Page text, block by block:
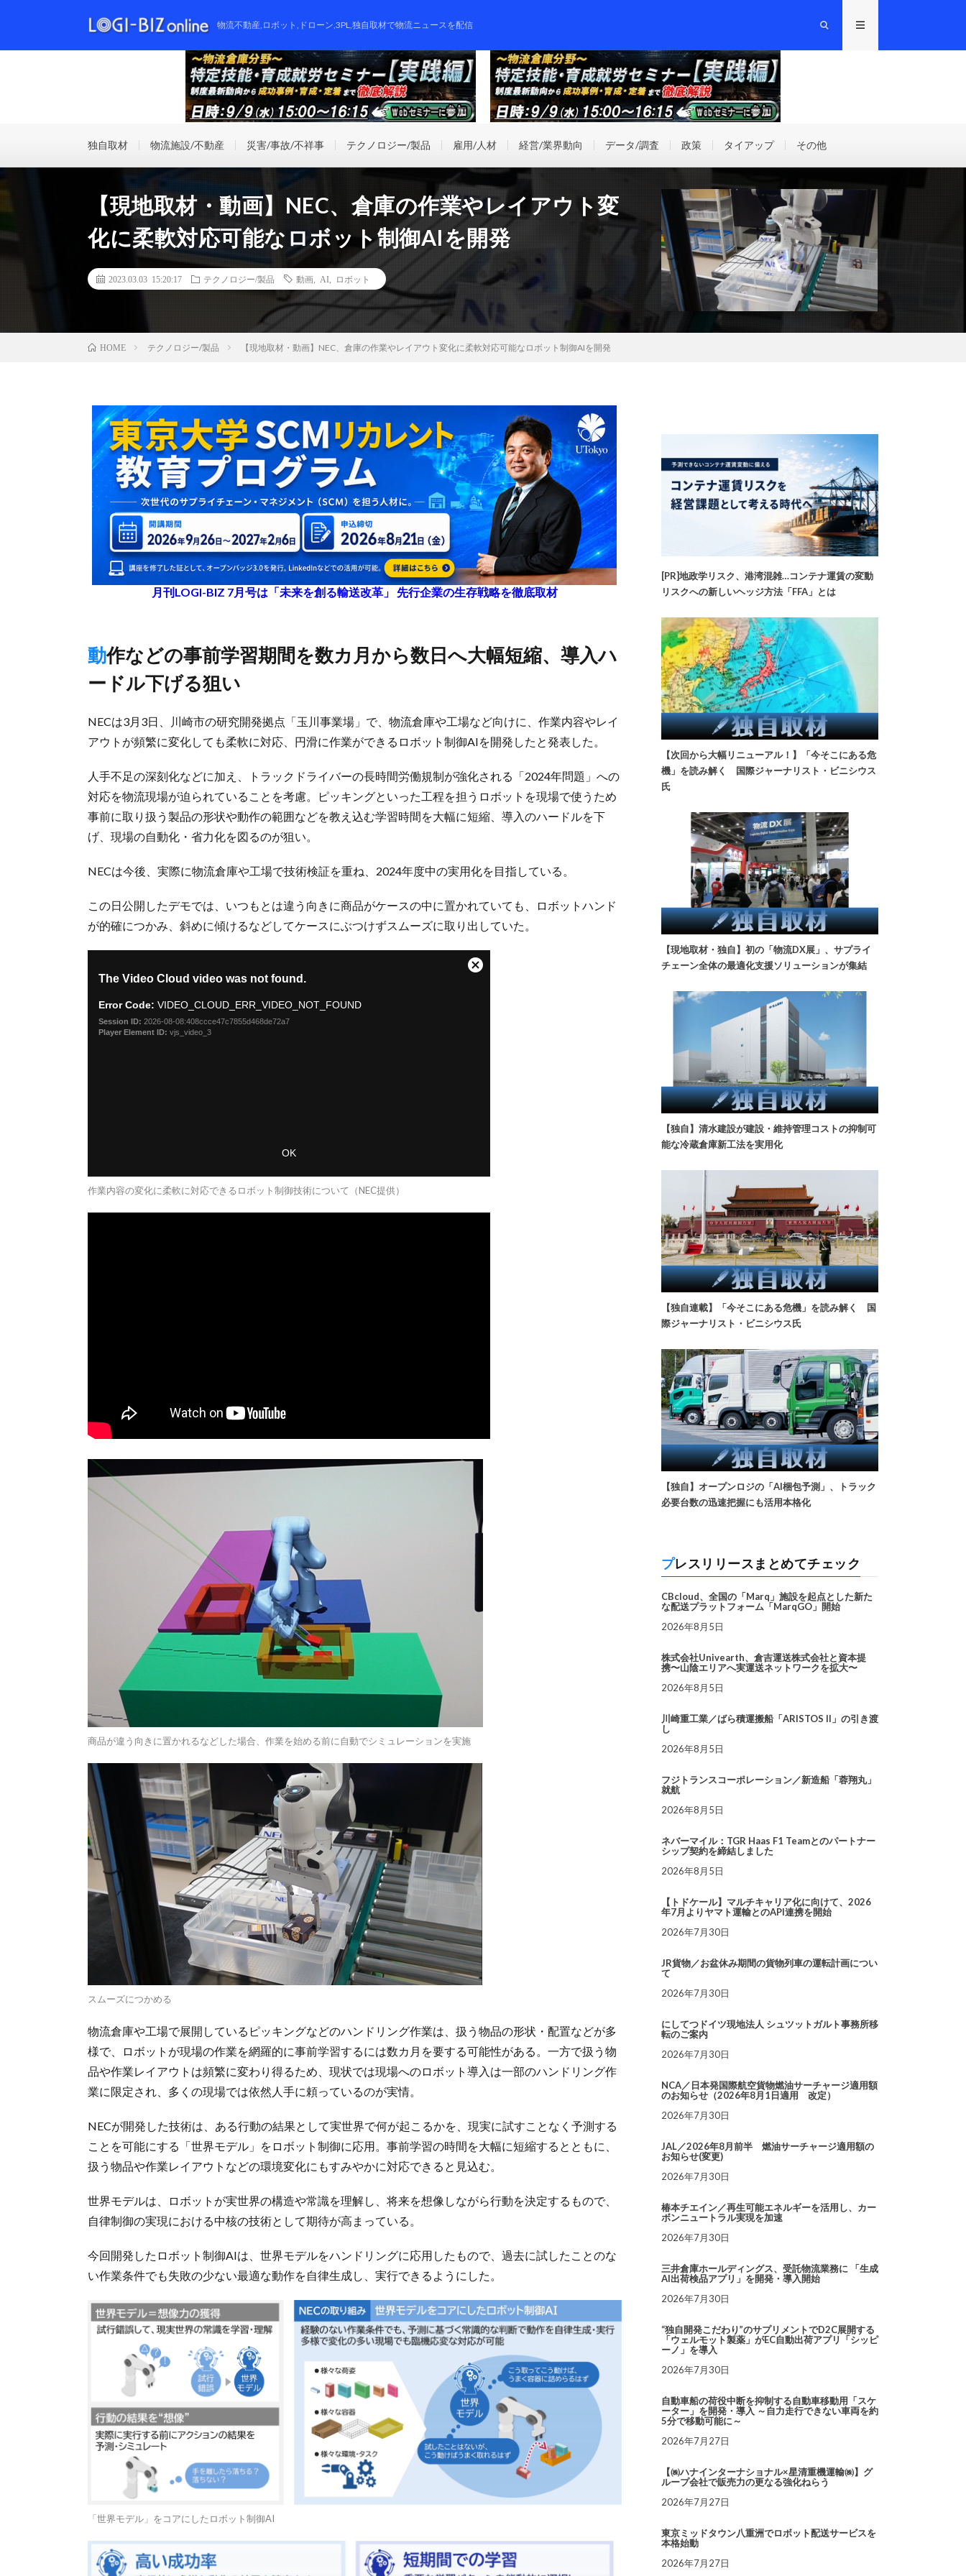
物流不動産,ロボット,ドローン,3PL,独自取材で物流ニュースを配信
独自取材 物流施設/不動産 災害/事故/不祥事 テクノロジー/製品 雇用/人材 経営/業界動向 データ/調査 政策 タイアップ その他
【現地取材・動画】NEC、倉庫の作業やレイアウト変
化に柔軟対応可能なロボット制御AIを開発
2023.03.03 15:20:17 テクノロジー/製品 動画 AI ロボット
HOME テクノロジー/製品 【現地取材・動画】NEC、倉庫の作業やレイアウト変化に柔軟対応可能なロボット制御AIを開発
月刊LOGI-BIZ 7月号は「未来を創る輸送改革」 先行企業の生存戦略を徹底取材
動作などの事前学習期間を数カ月から数日へ大幅短縮、導入ハ
ードル下げる狙い
NECは3月3日、川崎市の研究開発拠点「玉川事業場」で、物流倉庫や工場など向けに、作業内容やレイ
アウトが頻繁に変化しても柔軟に対応、円滑に作業ができるロボット制御AIを開発したと発表した。
人手不足の深刻化などに加え、トラックドライバーの長時間労働規制が強化される「2024年問題」への
対応を物流現場が迫られていることを考慮。ピッキングといった工程を担うロボットを現場で使うため
事前に取り扱う製品の形状や動作の範囲などを教え込む学習時間を大幅に短縮、導入のハードルを下
げ、現場の自動化・省力化を図るのが狙い。
NECは今後、実際に物流倉庫や工場で技術検証を重ね、2024年度中の実用化を目指している。
この日公開したデモでは、いつもとは違う向きに商品がケースの中に置かれていても、ロボットハンド
が的確につかみ、斜めに傾けるなどしてケースにぶつけずスムーズに取り出していた。
作業内容の変化に柔軟に対応できるロボット制御技術について（NEC提供）
商品が違う向きに置かれるなどした場合、作業を始める前に自動でシミュレーションを実施
スムーズにつかめる
物流倉庫や工場で展開しているピッキングなどのハンドリング作業は、扱う物品の形状・配置などが多
様で、ロボットが現場の作業を網羅的に事前学習するには数カ月を要する可能性がある。一方で扱う物
品や作業レイアウトは頻繁に変わり得るため、現状では現場へのロボット導入は一部のハンドリング作
業に限定され、多くの現場では依然人手に頼っているのが実情。
NECが開発した技術は、ある行動の結果として実世界で何が起こるかを、現実に試すことなく予測する
ことを可能にする「世界モデル」をロボット制御に応用。事前学習の時間を大幅に短縮するとともに、
扱う物品や作業レイアウトなどの環境変化にもすみやかに対応できると見込む。
世界モデルは、ロボットが実世界の構造や常識を理解し、将来を想像しながら行動を決定するもので、
自律制御の実現における中核の技術として期待が高まっている。
今回開発したロボット制御AIは、世界モデルをハンドリングに応用したもので、過去に試したことのな
い作業条件でも失敗の少ない最適な動作を自律生成し、実行できるようにした。
「世界モデル」をコアにしたロボット制御AI
[PR]地政学リスク、港湾混雑…コンテナ運賃の変動
リスクへの新しいヘッジ方法「FFA」とは
【次回から大幅リニューアル！】「今そこにある危
機」を読み解く 国際ジャーナリスト・ビニシウス
氏
【現地取材・独自】初の「物流DX展」、サプライ
チェーン全体の最適化支援ソリューションが集結
【独自】清水建設が建設・維持管理コストの抑制可
能な冷蔵倉庫新工法を実用化
【独自連載】「今そこにある危機」を読み解く 国
際ジャーナリスト・ビニシウス氏
【独自】オープンロジの「AI梱包予測」、トラック
必要台数の迅速把握にも活用本格化
プレスリリースまとめてチェック
CBcloud、全国の「Marq」施設を起点とした新た
な配送プラットフォーム「MarqGO」開始
2026年8月5日
株式会社Univearth、倉吉運送株式会社と資本提
携〜山陰エリアへ実運送ネットワークを拡大〜
2026年8月5日
川崎重工業／ばら積運搬船「ARISTOS II」の引き渡
し
2026年8月5日
フジトランスコーポレーション／新造船「蓉翔丸」
就航
2026年8月5日
ネバーマイル：TGR Haas F1 Teamとのパートナー
シップ契約を締結しました
2026年8月5日
【トドケール】マルチキャリア化に向けて、2026
年7月よりヤマト運輸とのAPI連携を開始
2026年7月30日
JR貨物／お盆休み期間の貨物列車の運転計画につい
て
2026年7月30日
にしてつドイツ現地法人 シュツットガルト事務所移
転のご案内
2026年7月30日
NCA／日本発国際航空貨物燃油サーチャージ適用額
のお知らせ（2026年8月1日適用 改定）
2026年7月30日
JAL／2026年8月前半 燃油サーチャージ適用額の
お知らせ(変更)
2026年7月30日
椿本チエイン／再生可能エネルギーを活用し、カー
ボンニュートラル実現を加速
2026年7月30日
三井倉庫ホールディングス、受託物流業務に 「生成
AI出荷検品アプリ」を開発・導入開始
2026年7月30日
“独自開発こだわり”のサプリメントでD2C展開する
「ウェルモット製薬」がEC自動出荷アプリ「シッピ
ーノ」を導入
2026年7月30日
自動車船の荷役中断を抑制する自動車移動用「スケ
ーター」を開発・導入 ～自力走行できない車両を約
5分で移動可能に～
2026年7月27日
【㈱ハナインターナショナル×星清重機運輸㈱】グ
ループ会社で販売力の更なる強化ねらう
2026年7月27日
東京ミッドタウン八重洲でロボット配送サービスを
本格始動
2026年7月27日